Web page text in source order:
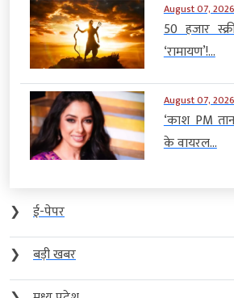
August 07, 2026
50 हजार
‘रामायण’!...
August 07, 2026
‘काश PM
के वायरल...
❯
ई-पेपर
❯
बड़ी खबर